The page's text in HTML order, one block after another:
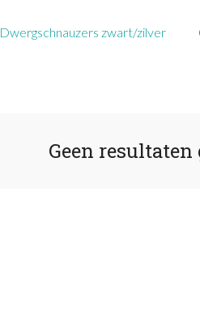
Dwergschnauzers zwart/zilver
Geen resultaten